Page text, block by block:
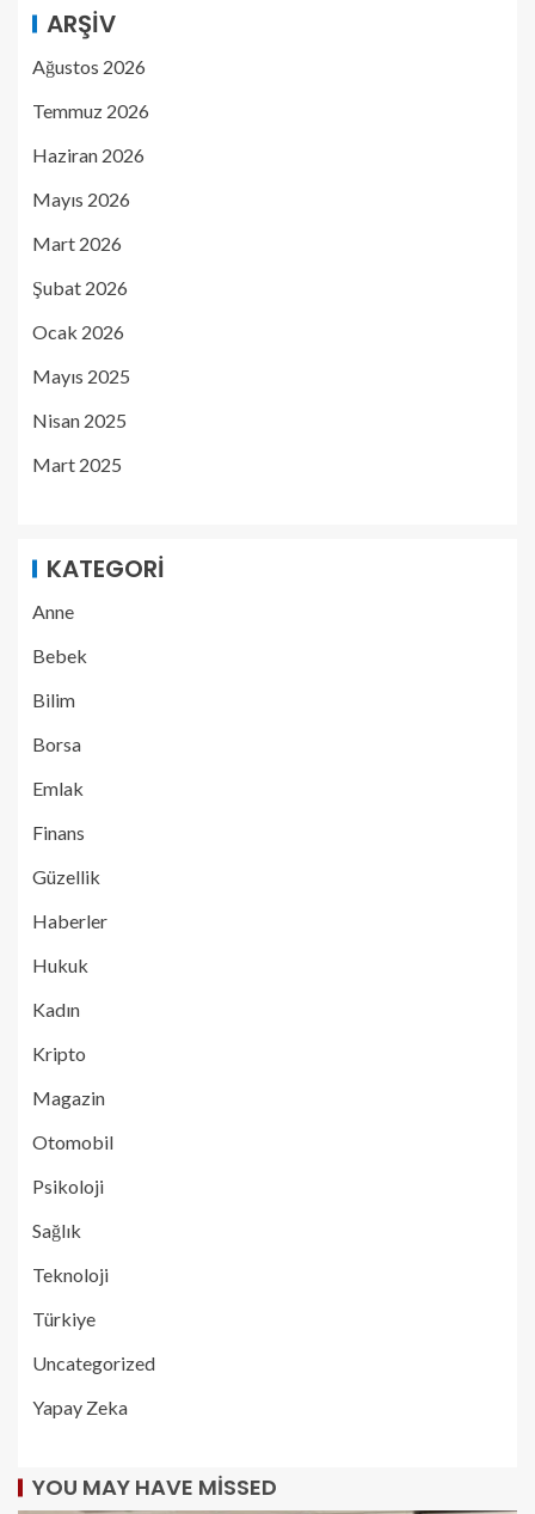
ARŞIV
Ağustos 2026
Temmuz 2026
Haziran 2026
Mayıs 2026
Mart 2026
Şubat 2026
Ocak 2026
Mayıs 2025
Nisan 2025
Mart 2025
KATEGORI
Anne
Bebek
Bilim
Borsa
Emlak
Finans
Güzellik
Haberler
Hukuk
Kadın
Kripto
Magazin
Otomobil
Psikoloji
Sağlık
Teknoloji
Türkiye
Uncategorized
Yapay Zeka
YOU MAY HAVE MISSED